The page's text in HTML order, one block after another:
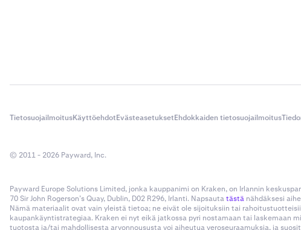
TietosuojailmoitusKäyttöehdotEvästeasetuksetEhdokkaiden tietosuojailmoitus
© 2011 - 2026 Payward, Inc.
Payward Europe Solutions Limited, jonka kauppanimi on Kraken, on Irlannin
70 Sir John Rogerson’s Quay, Dublin, D02 R296, Irlanti. Napsautatästä nähdäksesi
Nämä materiaalit ovat vain yleistä tietoa; ne eivät ole sijoituksiin tai
kaupankäyntistrategiaa. Kraken ei nyt eikä jatkossa pyri nostamaan tai laskemaan
tuotosta ja/tai mahdollisesta arvonnoususta voi aiheutua veroseuraamuksia, ja